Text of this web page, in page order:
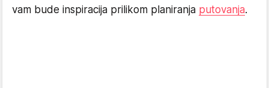
vam bude inspiracija prilikom planiranja putovanja.